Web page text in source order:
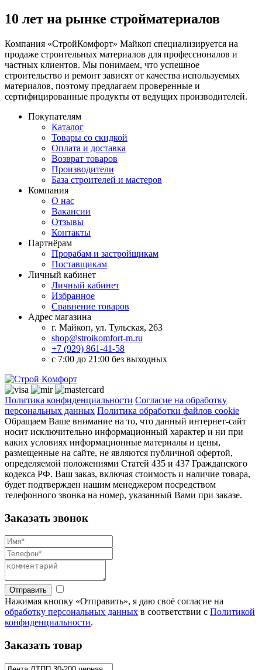
10 лет на рынке стройматериалов
Компания «СтройКомфорт» Майкоп специализируется на
продаже строительных материалов для профессионалов и
частных клиентов. Мы понимаем, что успешное
строительство и ремонт зависят от качества используемых
материалов, поэтому предлагаем проверенные и
сертифицированные продукты от ведущих производителей.
Покупателям
Каталог
Товары со скидкой
Оплата и доставка
Возврат товаров
Производители
База строителей и мастеров
Компания
О нас
Вакансии
Отзывы
Контакты
Партнёрам
Прорабам и застройщикам
Поставщикам
Личный кабинет
Личный кабинет
Избранное
Сравнение товаров
Адрес магазина
г. Майкоп, ул. Тульская, 263
shop@stroikomfort-m.ru
+7 (929) 861-41-58
с 7:00 до 21:00 без выходных
Политика конфиденциальности Согласие на обработку
персональных данных Политика обработки файлов cookie
Обращаем Ваше внимание на то, что данный интернет-сайт
носит исключительно информационный характер и ни при
каких условиях информационные материалы и цены,
размещенные на сайте, не являются публичной офертой,
определяемой положениями Статей 435 и 437 Гражданского
кодекса РФ. Ваш заказ, включая стоимость и наличие товара,
будет подтвержден нашим менеджером посредством
телефонного звонка на номер, указанный Вами при заказе.
Заказать звонок
Отправить
Нажимая кнопку «Отправить», я даю своё согласие на
обработку персональных данных в соответствии с Политикой
конфиденциальности.
Заказать товар